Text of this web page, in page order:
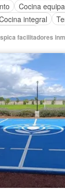
Cocina
integral
facilitadores